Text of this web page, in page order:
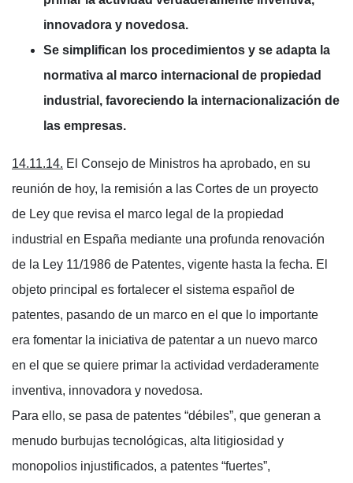
innovadora y novedosa.
Se simplifican los procedimientos y se adapta la
normativa al marco internacional de propiedad
industrial, favoreciendo la internacionalización de
las empresas.
14.11.14. El Consejo de Ministros ha aprobado, en su
reunión de hoy, la remisión a las Cortes de un proyecto
de Ley que revisa el marco legal de la propiedad
industrial en España mediante una profunda renovación
de la Ley 11/1986 de Patentes, vigente hasta la fecha. El
objeto principal es fortalecer el sistema español de
patentes, pasando de un marco en el que lo importante
era fomentar la iniciativa de patentar a un nuevo marco
en el que se quiere primar la actividad verdaderamente
inventiva, innovadora y novedosa.
Para ello, se pasa de patentes “débiles”, que generan a
menudo burbujas tecnológicas, alta litigiosidad y
monopolios injustificados, a patentes “fuertes”,